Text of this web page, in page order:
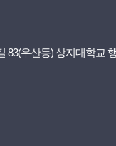
83(우산동) 상지대학교